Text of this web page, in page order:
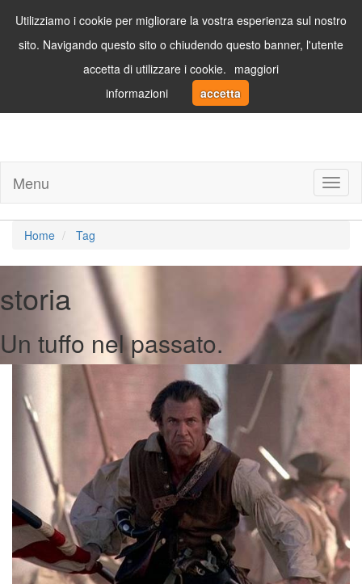
Utilizziamo i cookie per migliorare la vostra esperienza sul nostro
sito. Navigando questo sito o chiudendo questo banner, l'utente
accetta di utilizzare i cookie. maggiori
informazioni
accetta
Menu
Home Tag
storia
Un tuffo nel passato.